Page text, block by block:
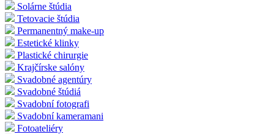
Solárne štúdia
Tetovacie štúdia
Permanentný make-up
Estetické klinky
Plastické chirurgie
Krajčírske salóny
Svadobné agentúry
Svadobné štúdiá
Svadobní fotografi
Svadobní kameramani
Fotoateliéry